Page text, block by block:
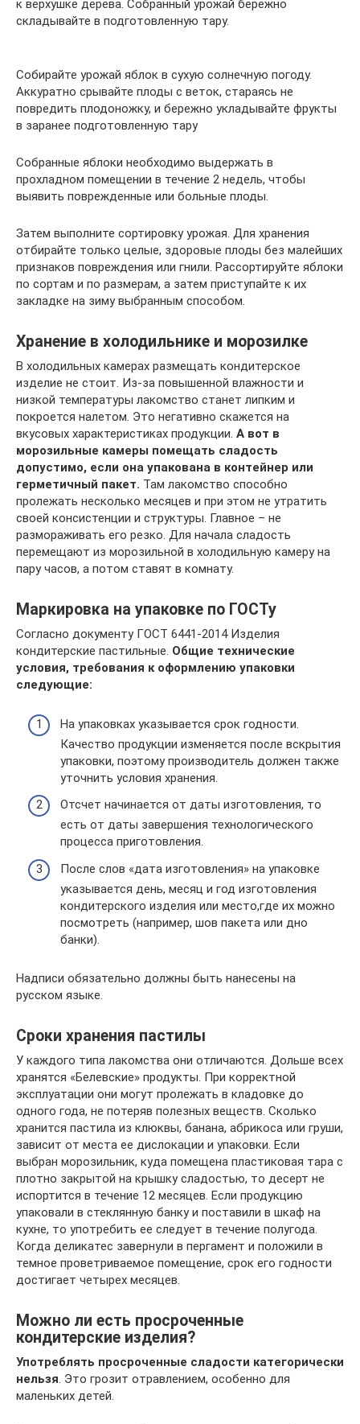
к верхушке дерева. Собранный урожай бережно
складывайте в подготовленную тару.
Собирайте урожай яблок в сухую солнечную погоду.
Аккуратно срывайте плоды с веток, стараясь не
повредить плодоножку, и бережно укладывайте фрукты
в заранее подготовленную тару
Собранные яблоки необходимо выдержать в
прохладном помещении в течение 2 недель, чтобы
выявить поврежденные или больные плоды.
Затем выполните сортировку урожая. Для хранения
отбирайте только целые, здоровые плоды без малейших
признаков повреждения или гнили. Рассортируйте яблоки
по сортам и по размерам, а затем приступайте к их
закладке на зиму выбранным способом.
Хранение в холодильнике и морозилке
В холодильных камерах размещать кондитерское
изделие не стоит. Из-за повышенной влажности и
низкой температуры лакомство станет липким и
покроется налетом. Это негативно скажется на
вкусовых характеристиках продукции. А вот в
морозильные камеры помещать сладость
допустимо, если она упакована в контейнер или
герметичный пакет. Там лакомство способно
пролежать несколько месяцев и при этом не утратить
своей консистенции и структуры. Главное – не
размораживать его резко. Для начала сладость
перемещают из морозильной в холодильную камеру на
пару часов, а потом ставят в комнату.
Маркировка на упаковке по ГОСТу
Согласно документу ГОСТ 6441-2014 Изделия
кондитерские пастильные. Общие технические
условия, требования к оформлению упаковки
следующие:
На упаковках указывается срок годности.
Качество продукции изменяется после вскрытия
упаковки, поэтому производитель должен также
уточнить условия хранения.
Отсчет начинается от даты изготовления, то
есть от даты завершения технологического
процесса приготовления.
После слов «дата изготовления» на упаковке
указывается день, месяц и год изготовления
кондитерского изделия или место,где их можно
посмотреть (например, шов пакета или дно
банки).
Надписи обязательно должны быть нанесены на
русском языке.
Сроки хранения пастилы
У каждого типа лакомства они отличаются. Дольше всех
хранятся «Белевские» продукты. При корректной
эксплуатации они могут пролежать в кладовке до
одного года, не потеряв полезных веществ. Сколько
хранится пастила из клюквы, банана, абрикоса или груши,
зависит от места ее дислокации и упаковки. Если
выбран морозильник, куда помещена пластиковая тара с
плотно закрытой на крышку сладостью, то десерт не
испортится в течение 12 месяцев. Если продукцию
упаковали в стеклянную банку и поставили в шкаф на
кухне, то употребить ее следует в течение полугода.
Когда деликатес завернули в пергамент и положили в
темное проветриваемое помещение, срок его годности
достигает четырех месяцев.
Можно ли есть просроченные
кондитерские изделия?
Употреблять просроченные сладости категорически
нельзя . Это грозит отравлением, особенно для
маленьких детей.